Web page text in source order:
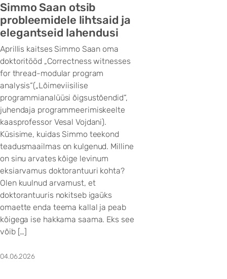
Simmo Saan otsib
probleemidele lihtsaid ja
elegantseid lahendusi
Aprillis kaitses Simmo Saan oma
doktoritööd „Correctness witnesses
for thread-modular program
analysis“(„Lõimeviisilise
programmianalüüsi õigsustõendid“,
juhendaja programmeerimiskeelte
kaasprofessor Vesal Vojdani).
Küsisime, kuidas Simmo teekond
teadusmaailmas on kulgenud. Milline
on sinu arvates kõige levinum
eksiarvamus doktorantuuri kohta?
Olen kuulnud arvamust, et
doktorantuuris nokitseb igaüks
omaette enda teema kallal ja peab
kõigega ise hakkama saama. Eks see
võib […]
04.06.2026